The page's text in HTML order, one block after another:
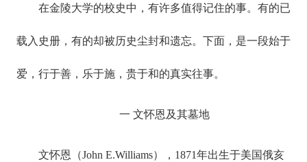
在金陵大学的校史中，有许多值得记住的事。有的已
载入史册，有的却被历史尘封和遗忘。下面，是一段始于
爱，行于善，乐于施，贵于和的真实往事。
一 文怀恩及其墓地
文怀恩（John E.Williams），1871年出生于美国俄亥